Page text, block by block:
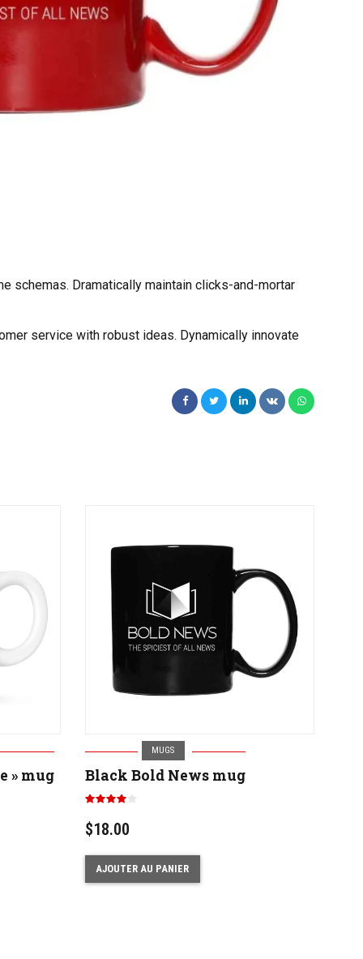
schemas. Dramatically maintain clicks-and-mortar
service with robust ideas. Dynamically innovate
» mug
MUGS
Black Bold News mug
Note
$18.00
AJOUTER AU PANIER